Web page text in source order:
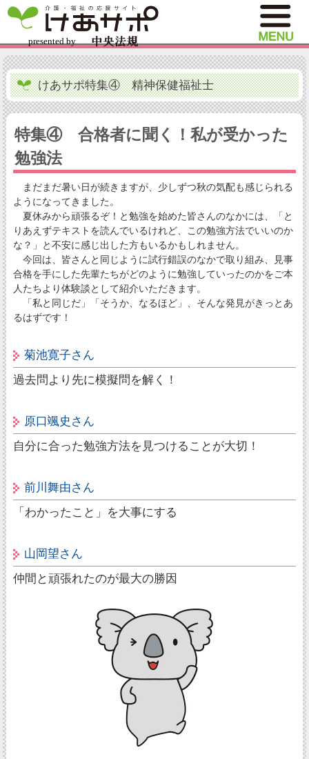
けあサポ特集④ 精神保健福祉士
特集④ 合格者に聞く！私が受かった
勉強法
まだまだ暑い日が続きますが、少しずつ秋の気配も感じられる
ようになってきました。
夏休みから頑張るぞ！と勉強を始めた皆さんのなかには、「と
りあえずテキストを読んでいるけれど、この勉強方法でいいのか
な？」と不安に感じ出した方もいるかもしれません。
今回は、皆さんと同じように試行錯誤のなかで取り組み、見事
合格を手にした先輩たちがどのように勉強していったのかをご本
人たちより体験談として紹介いただきます。
「私と同じだ」「そうか、なるほど」、そんな発見がきっとあ
るはずです！
菊池寛子さん
過去問より先に模擬問を解く！
原口颯史さん
自分に合った勉強方法を見つけることが大切！
前川舞由さん
「わかったこと」を大事にする
山岡望さん
仲間と頑張れたのが最大の勝因